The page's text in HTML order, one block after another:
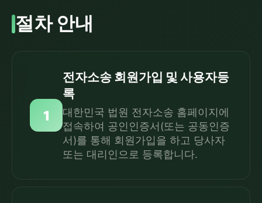
절차 안내
1
전자소송 회원가입 및 사용자등
록
대한민국 법원 전자소송 홈페이지에
접속하여 공인인증서(또는 공동인증
서)를 통해 회원가입을 하고 당사자
또는 대리인으로 등록합니다.